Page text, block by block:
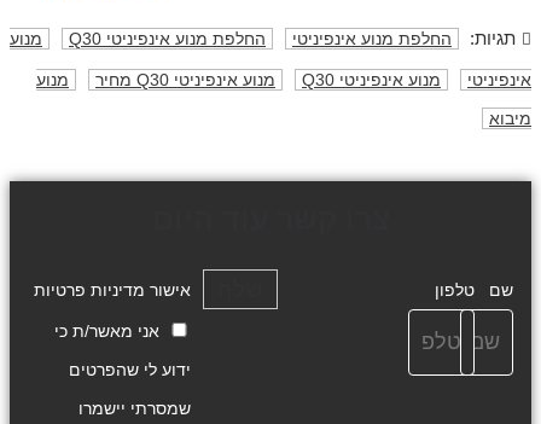
תגיות: החלפת מנוע אינפיניטי החלפת מנוע אינפיניטי Q30 מנוע
אינפיניטי מנוע אינפיניטי Q30 מנוע אינפיניטי Q30 מחיר
מנוע
מיבוא
שם טלפון אישור מדיניות פרטיות
אני מאשר/ת כי
ידוע לי שהפרטים
שמסרתי יישמרו